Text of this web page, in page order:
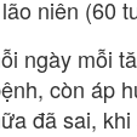
niên (60
ngày mỗi
còn áp
đã sai,